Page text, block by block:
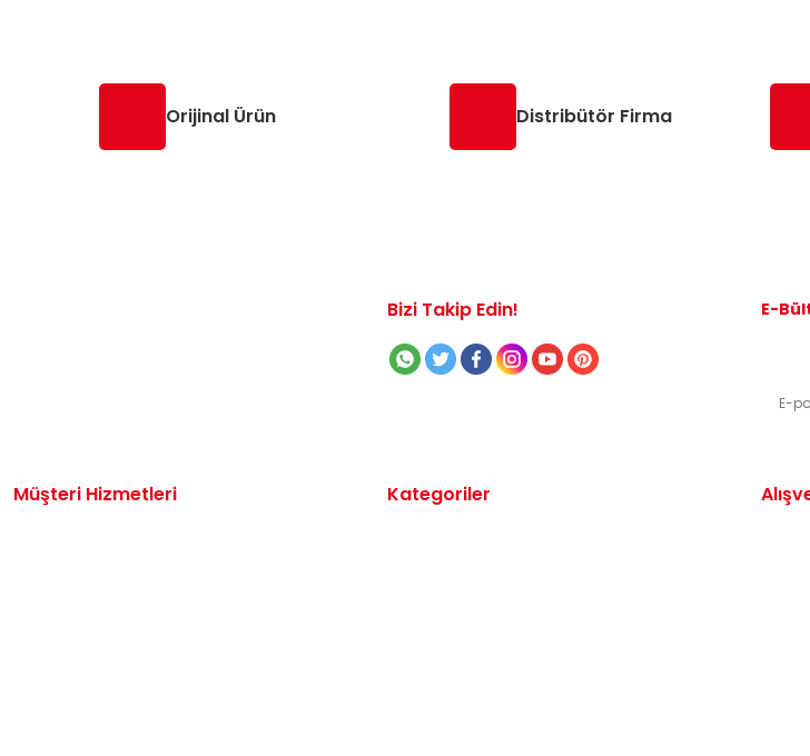
Orijinal Ürün Distribütör Firma
Bizi Takip Edin! E-
Müşteri Hizmetleri Kategoriler